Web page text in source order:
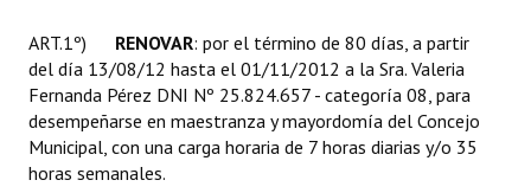
Periodistas Decanos - Registro
Ciudadano Ilustre - Registro
Banca del Vecino - Registro
ART.1º) RENOVAR: por el término de 80 días, a partir
del día 13/08/12 hasta el 01/11/2012 a la Sra. Valeria
Fernanda Pérez DNI Nº 25.824.657 - categoría 08, para
desempeñarse en maestranza y mayordomía del Concejo
Municipal, con una carga horaria de 7 horas diarias y/o 35
horas semanales.